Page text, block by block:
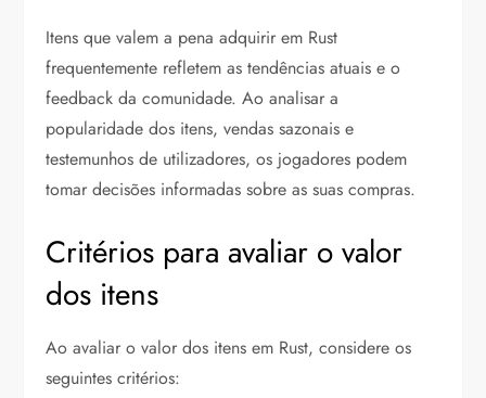
Itens que valem a pena adquirir em Rust
frequentemente refletem as tendências atuais e o
feedback da comunidade. Ao analisar a
popularidade dos itens, vendas sazonais e
testemunhos de utilizadores, os jogadores podem
tomar decisões informadas sobre as suas compras.
Critérios para avaliar o valor
dos itens
Ao avaliar o valor dos itens em Rust, considere os
seguintes critérios: